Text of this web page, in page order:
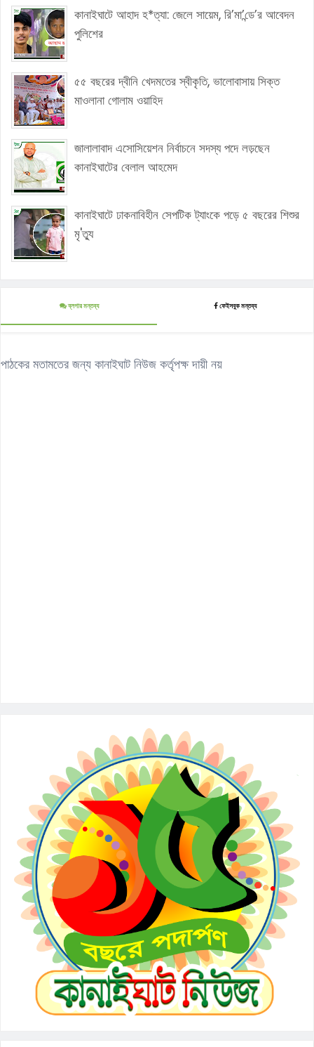
কানাইঘাটে আহাদ হ*ত্যা: জেলে সায়েম, রি’মা’ন্ডে’র আবেদন
পুলিশের
৫৫ বছরের দ্বীনি খেদমতের স্বীকৃতি, ভালোবাসায় সিক্ত
মাওলানা গোলাম ওয়াহিদ
জালালাবাদ এসোসিয়েশন নির্বাচনে সদস্য পদে লড়ছেন
কানাইঘাটের বেলাল আহমেদ
কানাইঘাটে ঢাকনাবিহীন সেপটিক ট্যাংকে পড়ে ৫ বছরের শিশুর
মৃ'ত্যু
ব্লগার মন্তব্য ফেইসবুক মন্তব্য
পাঠকের মতামতের জন্য কানাইঘাট নিউজ কর্তৃপক্ষ দায়ী নয়